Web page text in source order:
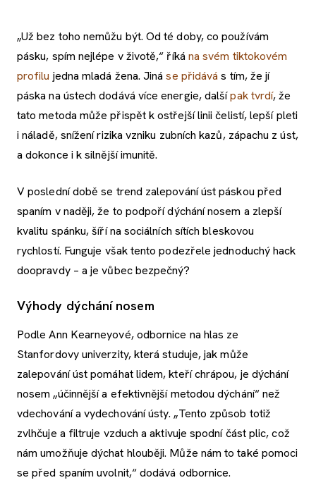
„Už bez toho nemůžu být. Od té doby, co používám
pásku, spím nejlépe v životě,“ říká na svém tiktokovém
profilu jedna mladá žena. Jináse přidává s tím, že jí
páska na ústech dodává více energie, dalšípak tvrdí, že
tato metoda může přispět k ostřejší linii čelistí, lepší pleti
i náladě, snížení rizika vzniku zubních kazů, zápachu z úst,
a dokonce i k silnější imunitě.
V poslední době se trend zalepování úst páskou před
spaním v naději, že to podpoří dýchání nosem a zlepší
kvalitu spánku, šíří na sociálních sítích bleskovou
rychlostí. Funguje však tento podezřele jednoduchý hack
doopravdy – a je vůbec bezpečný?
Výhody dýchání nosem
Podle Ann Kearneyové, odbornice na hlas ze
Stanfordovy univerzity, která studuje, jak může
zalepování úst pomáhat lidem, kteří chrápou, je dýchání
nosem „účinnější a efektivnější metodou dýchání“ než
vdechování a vydechování ústy. „Tento způsob totiž
zvlhčuje a filtruje vzduch a aktivuje spodní část plic, což
nám umožňuje dýchat hlouběji. Může nám to také pomoci
se před spaním uvolnit,“ dodává odbornice.